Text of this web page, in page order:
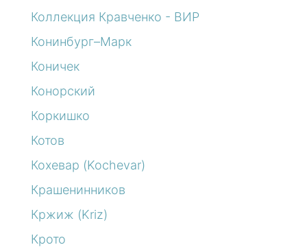
Коллекция Кравченко - ВИР
Конинбург–Марк
Коничек
Конорский
Коркишко
Котов
Кохевар (Kochevar)
Крашенинников
Кржиж (Kriz)
Крото